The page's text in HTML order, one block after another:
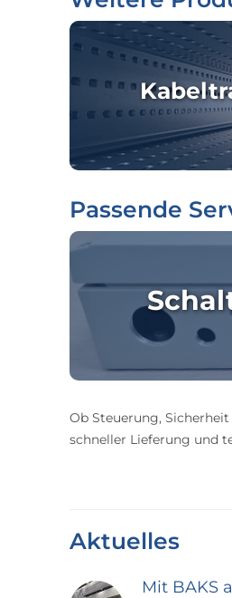
Passende
Ob Steuerung,
schneller Lieferung und
Aktuelles
Mit BAKS